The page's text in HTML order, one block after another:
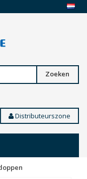
Zoeken
Distributeurszone